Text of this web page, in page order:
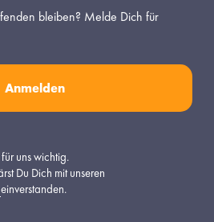
bleiben? Melde Dich für
Anmelden
uns wichtig.
Du Dich mit unseren
einverstanden.